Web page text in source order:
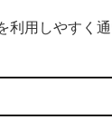
用しやすく